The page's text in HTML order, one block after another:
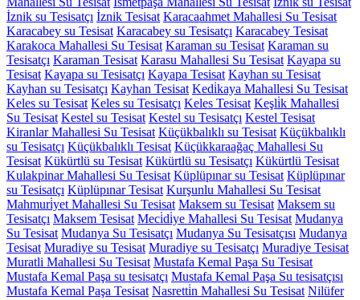
İznik su Tesisatçı İznik Tesisat Karacaahmet Mahallesi Su Tesisat
Karacabey su Tesisat Karacabey su Tesisatçı Karacabey Tesisat
Karakoca Mahallesi Su Tesisat Karaman su Tesisat Karaman su
Tesisatçı Karaman Tesisat Karasu Mahallesi Su Tesisat Kayapa su
Tesisat Kayapa su Tesisatçı Kayapa Tesisat Kayhan su Tesisat
Kayhan su Tesisatçı Kayhan Tesisat Kedi̇kaya Mahallesi Su Tesisat
Keles su Tesisat Keles su Tesisatçı Keles Tesisat Keşli̇k Mahallesi
Su Tesisat Kestel su Tesisat Kestel su Tesisatçı Kestel Tesisat
Kiranlar Mahallesi Su Tesisat Küçükbalıklı su Tesisat Küçükbalıklı
su Tesisatçı Küçükbalıklı Tesisat Küçükkaraağaç Mahallesi Su
Tesisat Kükürtlü su Tesisat Kükürtlü su Tesisatçı Kükürtlü Tesisat
Kulakpinar Mahallesi Su Tesisat Küplüpınar su Tesisat Küplüpınar
su Tesisatçı Küplüpınar Tesisat Kurşunlu Mahallesi Su Tesisat
Mahmuri̇yet Mahallesi Su Tesisat Maksem su Tesisat Maksem su
Tesisatçı Maksem Tesisat Meci̇di̇ye Mahallesi Su Tesisat Mudanya
Su Tesisat Mudanya Su Tesisatçı Mudanya Su Tesisatçısı Mudanya
Tesisat Muradiye su Tesisat Muradiye su Tesisatçı Muradiye Tesisat
Muratli Mahallesi Su Tesisat Mustafa Kemal Paşa Su Tesisat
Mustafa Kemal Paşa su tesisatçı Mustafa Kemal Paşa Su tesisatçısı
Mustafa Kemal Paşa Tesisat Nasretti̇n Mahallesi Su Tesisat Nilüfer